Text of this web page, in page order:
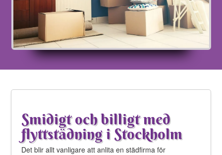
Smidigt och billigt med
flyttstädning i Stockholm
Det blir allt vanligare att anlita en städfirma för